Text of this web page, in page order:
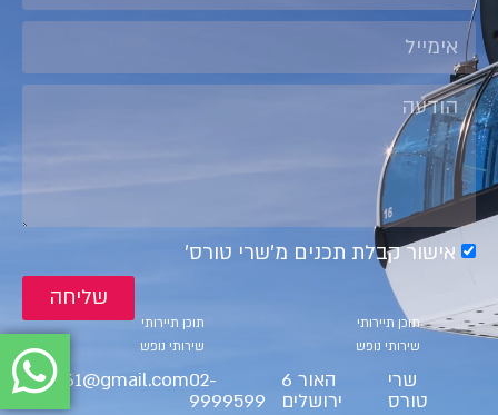
אישור קבלת תכנים מ׳שרי טורס׳
שליחה
תוכן תיירותי
שירותי נופש
תוכן תיירותי
שירותי נופש
שרי
טורס
האור 6
ירושלים
02-
9999599
ct9561@gmail.com